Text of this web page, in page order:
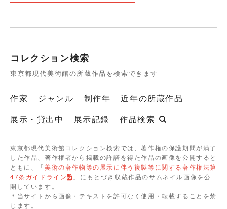
コレクション検索
東京都現代美術館の所蔵作品を検索できます
作家 ジャンル 制作年
近年の所蔵作品
展示・貸出中
展示記録 作品検索
東京都現代美術館コレクション検索では、著作権の保護期間が満了
した作品、著作権者から掲載の許諾を得た作品の画像を公開すると
ともに、「美術の著作物等の展示に伴う複製等に関する著作権法第
47条ガイドライン
」にもとづき収蔵作品のサムネイル画像を公
開しています。
＊当サイトから画像・テキストを許可なく使用・転載することを禁
じます。